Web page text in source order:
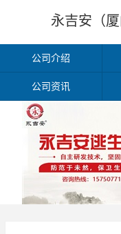
永吉安（
公司介绍
公司资讯